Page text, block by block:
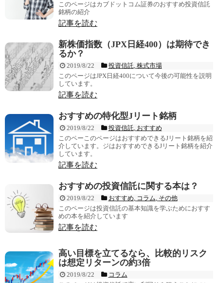
このページはカブドットコム証券のおすすめ投資信託
銘柄の紹介
記事を読む
新株価指数（JPX日経400）は期待でき
るか？
2019/8/22 投資信託, 株式市場
このページはJPX日経400について今後の可能性を説明
しています。
記事を読む
おすすめの特化型Jリート銘柄
2019/8/22 投資信託, おすすめ
このペーこのページはおすすめできるJリート銘柄を紹
介しています。ジはおすすめできるJリート銘柄を紹介
しています。
記事を読む
おすすめの投資信託に関する本は？
2019/8/22 おすすめ, コラム, その他
このページは投資信託の基本知識を学ぶためにおすす
めの本を紹介しています
記事を読む
高い目標を立てるなら、比較的リスク
は想定リターンの約3倍
2019/8/22
コラム